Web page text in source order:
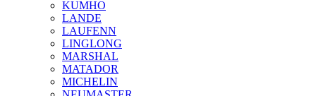
KUMHO
LANDE
LAUFENN
LINGLONG
MARSHAL
MATADOR
MICHELIN